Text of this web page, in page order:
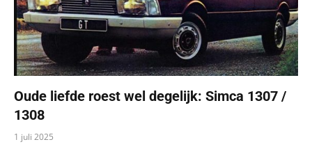
Oude liefde roest wel degelijk: Simca 1307 /
1308
1 juli 2025